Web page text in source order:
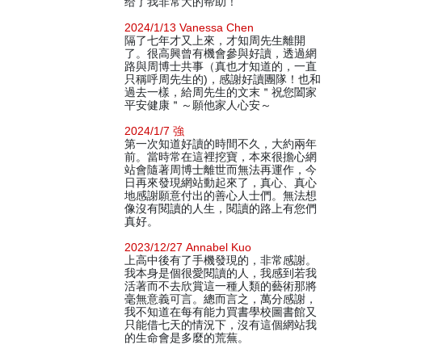
2024/1/13 Vanessa Chen
隔了七年才又上來，才知周先生離開
了。很高興曾有機會參與好讀，透過網
路與周博士共事（真也才知道的，一直
只稱呼周先生的)，感謝好讀團隊！也和
過去一樣，給周先生的文末＂祝您闔家
平安健康＂～願他家人心安～
2024/1/7 強
第一次知道好讀的時間不久，大約兩年
前。當時常在這裡挖寶，本來很擔心網
站會隨著周博士離世而無法再運作，今
日再來發現網站動起來了，真心、真心
地感謝願意付出的善心人士們。無法想
像沒有閱讀的人生，閱讀的路上有您們
真好。
2023/12/27 Annabel Kuo
上高中後有了手機發現的，非常感謝。
我本身是個很愛閱讀的人，我感到若我
活著而不去欣賞這一種人類的藝術那將
毫無意義可言。總而言之，萬分感謝，
我不知道在每有能力買書學校圖書館又
只能借七天的情況下，沒有這個網站我
的生命會是多麼的荒蕪。